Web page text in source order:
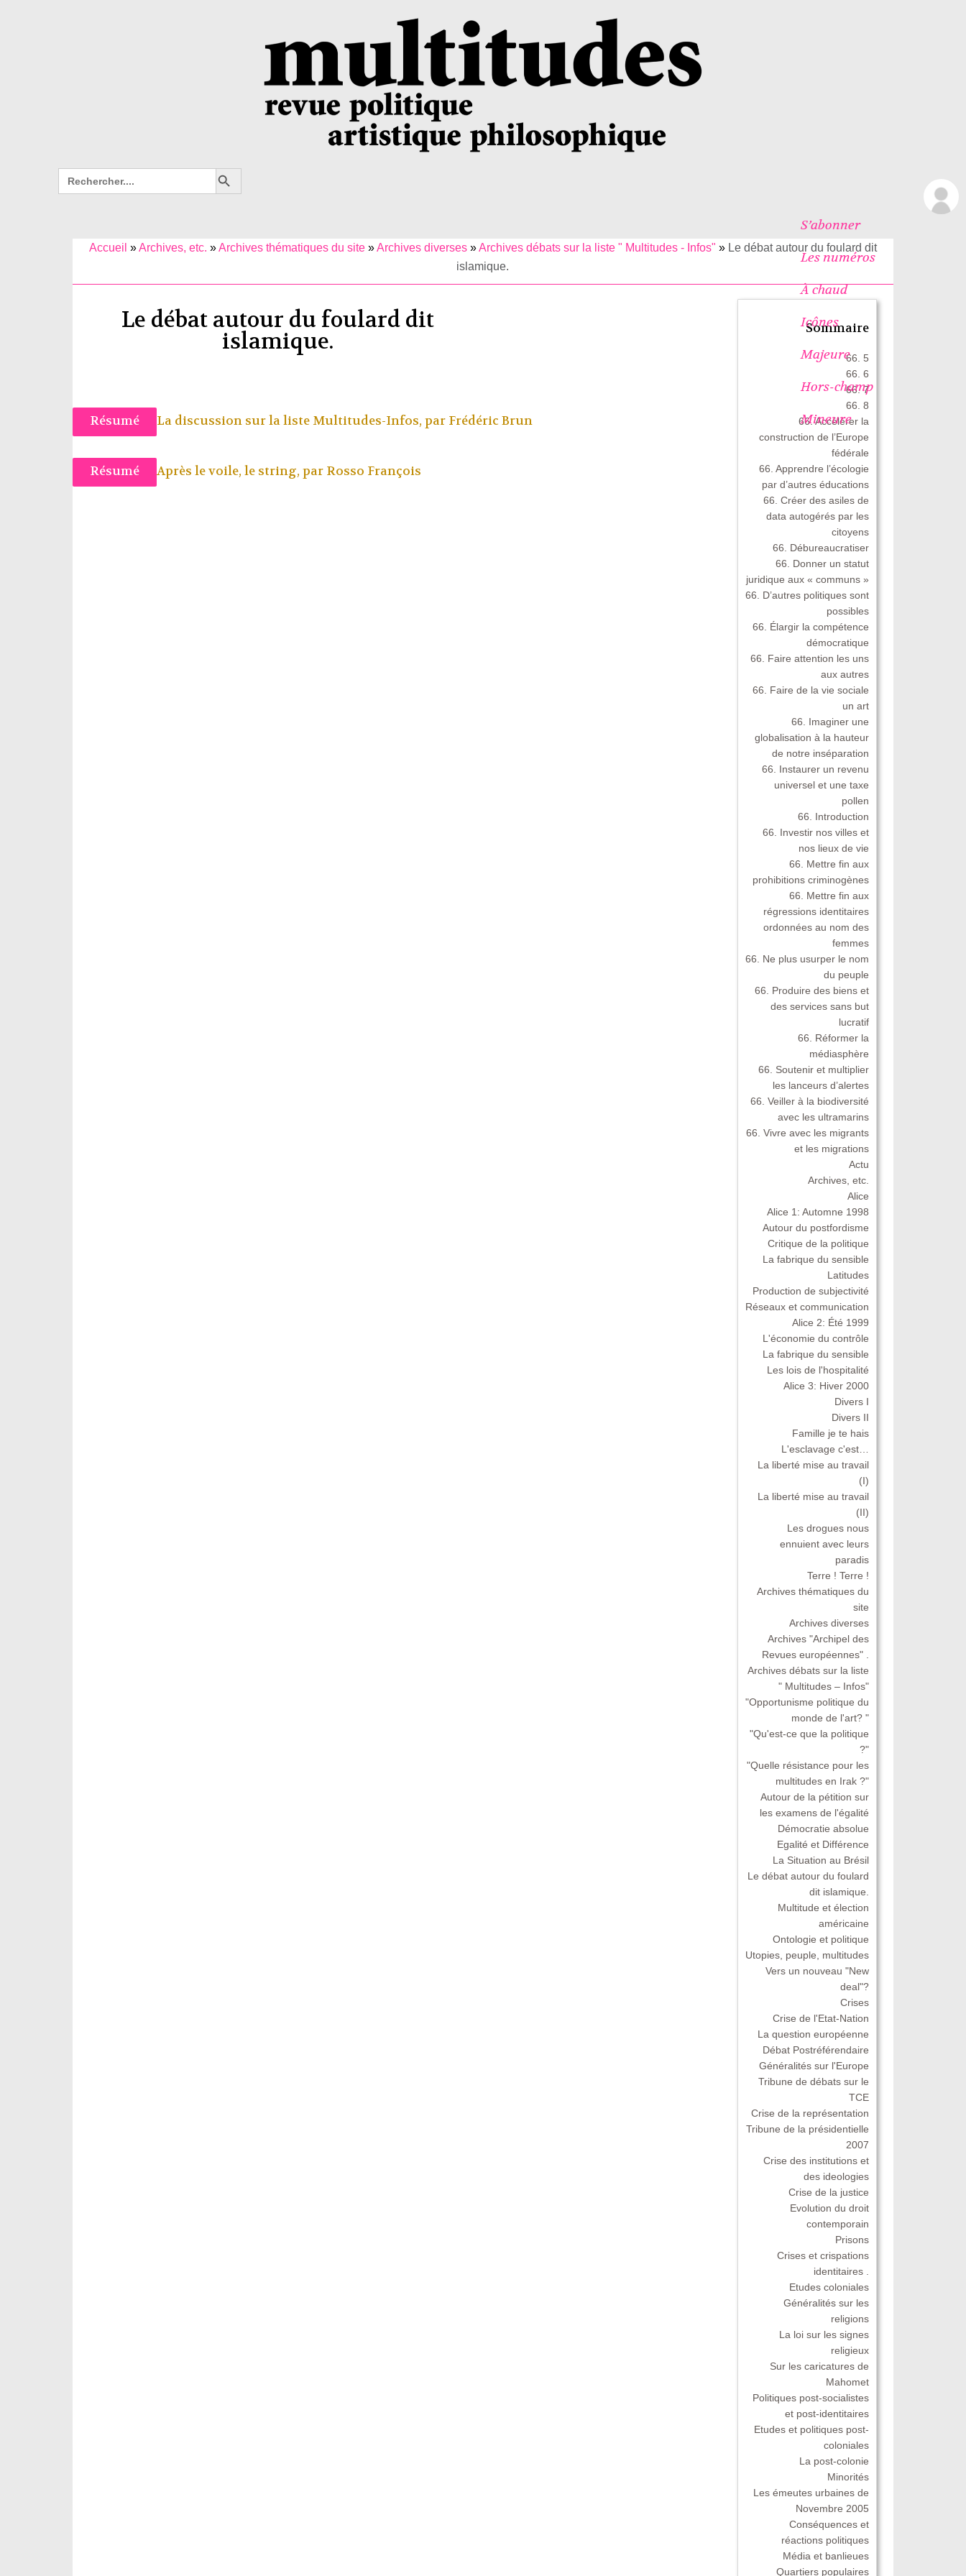
Search
for:
Search Button
S’abonner
Les numéros
À chaud
Icônes
Majeure
Hors-champ
Mineure
Accueil »Archives, etc. »Archives thématiques du site»Archives diverses»Archives débats sur la liste " Multitudes - Infos" » Le débat autour du foulard dit
islamique.
Le débat autour du foulard dit
islamique. Sommaire
66. 5
66. 6
66. 7
66. 8
66. Accélérer la
construction de l’Europe
fédérale
66. Apprendre l’écologie
par d’autres éducations
66. Créer des asiles de
data autogérés par les
citoyens
66. Débureaucratiser
66. Donner un statut
juridique aux « communs »
66. D’autres politiques sont
possibles
66. Élargir la compétence
démocratique
66. Faire attention les uns
aux autres
66. Faire de la vie sociale
un art
66. Imaginer une
globalisation à la hauteur
de notre inséparation
66. Instaurer un revenu
universel et une taxe
pollen
66. Introduction
66. Investir nos villes et
nos lieux de vie
66. Mettre fin aux
prohibitions criminogènes
66. Mettre fin aux
régressions identitaires
ordonnées au nom des
femmes
66. Ne plus usurper le nom
du peuple
66. Produire des biens et
des services sans but
lucratif
66. Réformer la
médiasphère
66. Soutenir et multiplier
les lanceurs d’alertes
66. Veiller à la biodiversité
avec les ultramarins
66. Vivre avec les migrants
et les migrations
Actu
Archives, etc.
Alice
Alice 1: Automne 1998
Autour du postfordisme
Critique de la politique
La fabrique du sensible
Latitudes
Production de subjectivité
Réseaux et communication
Alice 2: Été 1999
L'économie du contrôle
La fabrique du sensible
Les lois de l'hospitalité
Alice 3: Hiver 2000
Divers I
Divers II
Famille je te hais
L'esclavage c'est…
La liberté mise au travail
(I)
La liberté mise au travail
(II)
Les drogues nous
ennuient avec leurs
paradis
Terre ! Terre !
Archives thématiques du
site
Archives diverses
Archives "Archipel des
Revues européennes" .
Archives débats sur la liste
" Multitudes – Infos"
"Opportunisme politique du
monde de l'art? "
"Qu'est-ce que la politique
?"
"Quelle résistance pour les
multitudes en Irak ?"
Autour de la pétition sur
les examens de l'égalité
Démocratie absolue
Egalité et Différence
La Situation au Brésil
Le débat autour du foulard
dit islamique.
Multitude et élection
américaine
Ontologie et politique
Utopies, peuple, multitudes
Vers un nouveau "New
deal"?
Crises
Crise de l'Etat-Nation
La question européenne
Débat Postréférendaire
Généralités sur l'Europe
Tribune de débats sur le
TCE
Crise de la représentation
Tribune de la présidentielle
2007
Crise des institutions et
des ideologies
Crise de la justice
Evolution du droit
contemporain
Prisons
Crises et crispations
identitaires .
Etudes coloniales
Généralités sur les
religions
La loi sur les signes
religieux
Sur les caricatures de
Mahomet
Politiques post-socialistes
et post-identitaires
Etudes et politiques post-
coloniales
La post-colonie
Minorités
Les émeutes urbaines de
Novembre 2005
Conséquences et
réactions politiques
Média et banlieues
Quartiers populaires
Résumé La discussion sur la liste Multitudes-Infos, par Frédéric Brun
Résumé Après le voile, le string, par Rosso François